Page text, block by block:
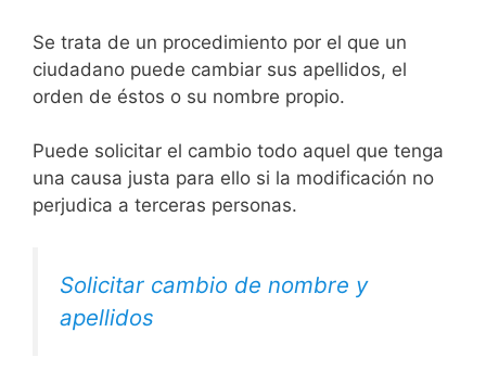
Se trata de un procedimiento por el que un
ciudadano puede cambiar sus apellidos, el
orden de éstos o su nombre propio.
Puede solicitar el cambio todo aquel que tenga
una causa justa para ello si la modificación no
perjudica a terceras personas.
Solicitar cambio de nombre y
apellidos